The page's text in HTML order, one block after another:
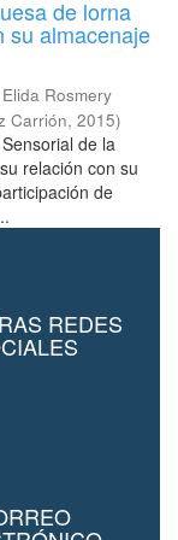
de lorna
su almacenaje
Rosmery
Carrión, 2015)
de la
relación con su
de
REDES